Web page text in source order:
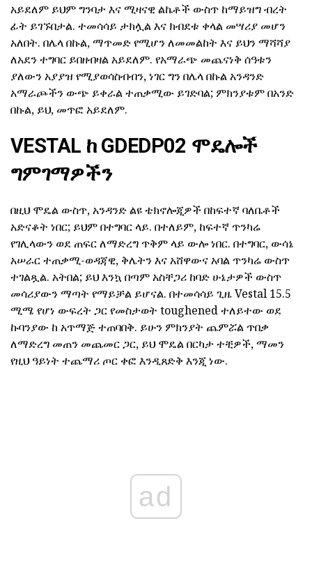
አይደለም ይህም ግንባታ እና ሚዛናዊ ልኬቶች ውስጥ ከማይዝግ ብረት
ፊት ይገኙበታል. ተመሳሳይ ታክሏል እና ክብደቱ ቀላል መሣሪያ መሆን
አለበት. በሌላ በኩል, ማጥመድ የሚሆን ለመመልከት እና ይህን ማሻሻያ
ለአደን ተግባር ይበዘብዛል አይደለም. የአማራጭ መጨናነቅ ሰዓቱን
ያለውን አያያዝ የሚያወሳስብብን, ነገር ግን በሌላ በኩል አንዳንድ
አማራጮችን ውጭ ይቀራል ተጠቃሚው ይገድባል; ምክንያቱም በአንድ
በኩል, ይህ, መጥፎ አይደለም.
VESTAL ከ GDEDP02 ሞዴሎች
ግምገማዎችን
በዚህ ሞዴል ውስጥ, አንዳንድ ልዩ ቴክኖሎጂዎች በከፍተኛ ባለቤቶች
አድናቆት ነበር; ይህም በተግባር ላይ. በተለይም, ከፍተኛ ጥንካሬ
የገሊላውን ወደ ጠፍር ለማድረግ ጥቅም ላይ ውሎ ነበር. በተግባር, ውሳኔ
አሠራር ተጠቃሚ-ወዳጃዊ, ቅሌትን እና አሸዋውና አባል ጥንካሬ ውስጥ
ተገልጿል. አትበል; ይህ እንኳ በጣም አስቸጋሪ ከባድ ሁኔታዎች ውስጥ
መሳሪያውን ማጣት የማይቻል ይሆናል. በተመሳሳይ ጊዜ Vestal 15.5
ሚሜ የሆነ ውፍረት ጋር የመስታወት toughened ተለይተው ወደ
ኩባንያው ከ አጥማጅ ተጠባበቅ. ይሁን ምክንያት ጨምሯል ጥበቃ
ለማድረግ መጠን መጨመር ጋር, ይህ ሞዴል በርካታ ተቺዎች, ማመን
የዚህ ዓይነት ተጨማሪ ጦር ቀፎ እንዲጸድቅ እንጂ ነው.
ad